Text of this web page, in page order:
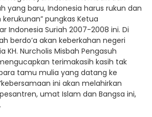
yang baru, Indonesia harus rukun dan
pungkas Ketua
Indonesia Suriah 2007-2008 ini. Di
berdo’a akan keberkahan negeri
KH. Nurcholis Misbah Pengasuh
terimakasih kasih tak
tamu mulia yang datang ke
ini akan melahirkan
umat Islam dan Bangsa ini,